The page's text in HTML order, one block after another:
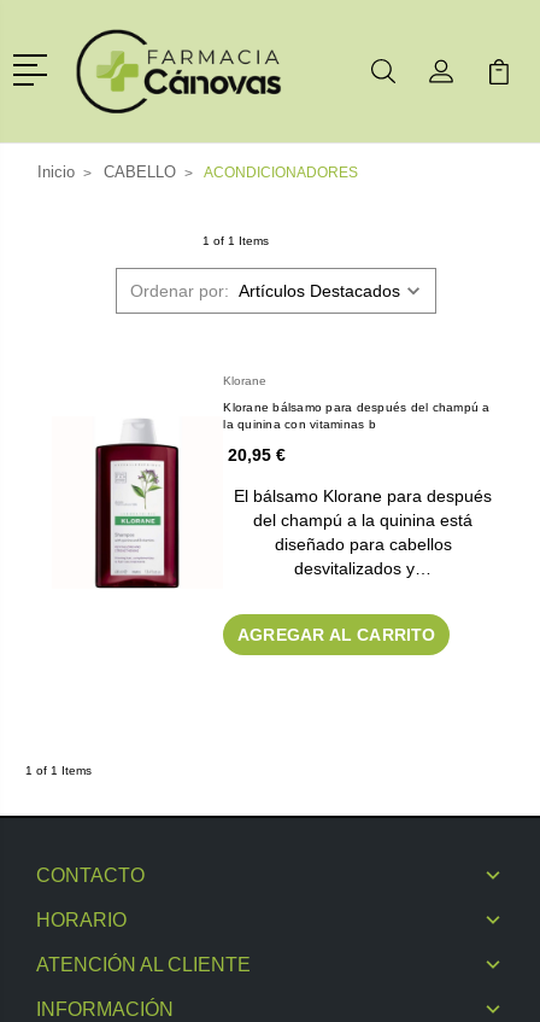
Menú
BuscarMi Cuenta
Mi
Inicio CABELLO ACONDICIONADORES
1 of 1 Items
Ordenar por:
Klorane
Klorane bálsamo para después del champú a
la quinina con vitaminas b
20,95 €
El bálsamo Klorane para después
del champú a la quinina está
diseñado para cabellos
desvitalizados y…
AGREGAR AL CARRITO
1 of 1 Items
CONTACTO
HORARIO
ATENCIÓN AL CLIENTE
INFORMACIÓN